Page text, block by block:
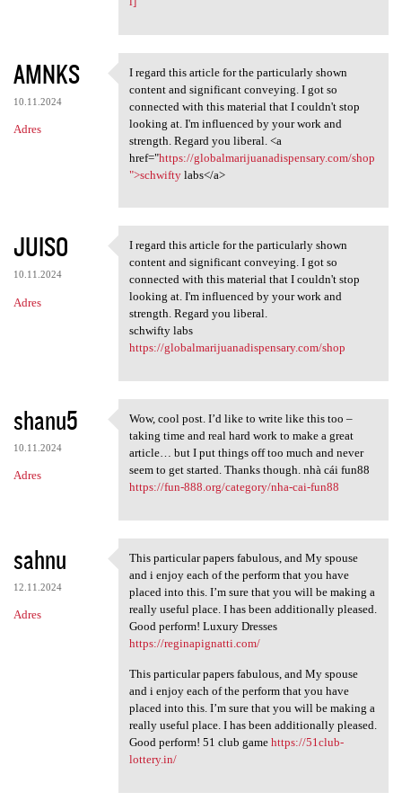
AMNKS
10.11.2024
Adres
I regard this article for the
I regard this article for the particularly shown
content and significant conveying. I got so
connected with this material that I couldn't stop
looking at. I'm influenced by your work and
strength. Regard you liberal. <a
href="https://globalmarijuanadispensary.com/shop
">schwiftylabs</a>
JUISO
10.11.2024
Adres
I regard this article for the
I regard this article for the particularly shown
content and significant conveying. I got so
connected with this material that I couldn't stop
looking at. I'm influenced by your work and
strength. Regard you liberal.
schwifty labs
https://globalmarijuanadispensary.com/shop
shanu5
10.11.2024
Adres
Wow, cool post. I’d like to
Wow, cool post. I’d like to write like this too –
taking time and real hard work to make a great
article… but I put things off too much and never
seem to get started. Thanks though. nhà cái fun88
https://fun-888.org/category/nha-cai-fun88
sahnu
12.11.2024
Adres
This particular papers
This particular papers fabulous, and My spouse
and i enjoy each of the perform that you have
placed into this. I’m sure that you will be making a
really useful place. I has been additionally pleased.
Good perform! Luxury Dresses
https://reginapignatti.com/
This particular papers fabulous, and My spouse
and i enjoy each of the perform that you have
placed into this. I’m sure that you will be making a
really useful place. I has been additionally pleased.
Good perform! 51 club game https://51club-
lottery.in/